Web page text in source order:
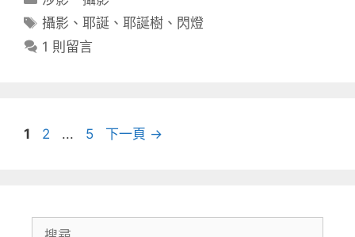
類
標
籤
攝影 、耶誕 、耶誕樹 、 閃燈
1 則留言
頁
1
頁
2 ...
頁
5 下一頁 →